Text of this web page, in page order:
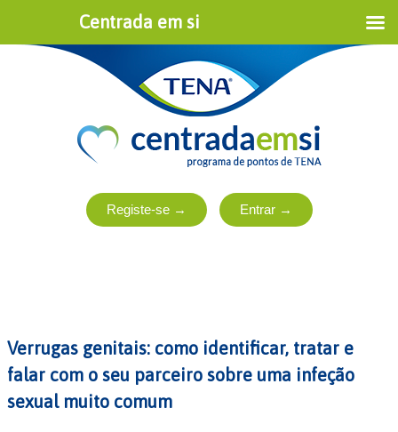
Verrugas genitais: como identificar, tratar e
falar com o seu parceiro sobre uma infeção
sexual muito comum
Centrada em si